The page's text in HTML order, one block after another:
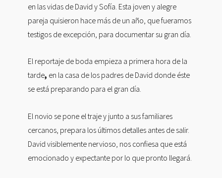
en las vidas de David y Sofía. Esta joven y alegre
pareja quisieron hace más de un año, que fueramos
testigos de excepción, para documentar su gran día.
El reportaje de boda empieza a primera hora de la
tarde, en la casa de los padres de David donde éste
se está preparando para el gran día.
El novio se pone el traje y junto a sus familiares
cercanos, prepara los últimos detalles antes de salir.
David visiblemente nervioso, nos confiesa que está
emocionado y expectante por lo que pronto llegará.